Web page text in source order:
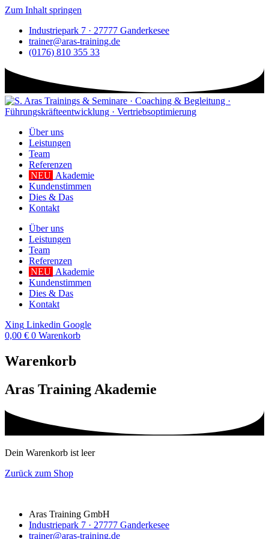
Zum Inhalt springen
Industriepark 7 · 27777 Ganderkesee
trainer@aras-training.de
(0176) 810 355 33
Über uns
Leistungen
Team
Referenzen
NEU Akademie
Kundenstimmen
Dies & Das
Kontakt
Über uns
Leistungen
Team
Referenzen
NEU Akademie
Kundenstimmen
Dies & Das
Kontakt
Xing Linkedin Google
0,00 € 0 Warenkorb
Warenkorb
Aras Training Akademie
Dein Warenkorb ist leer
Zurück zum Shop
Aras Training GmbH
Industriepark 7 · 27777 Ganderkesee
trainer@aras-training.de